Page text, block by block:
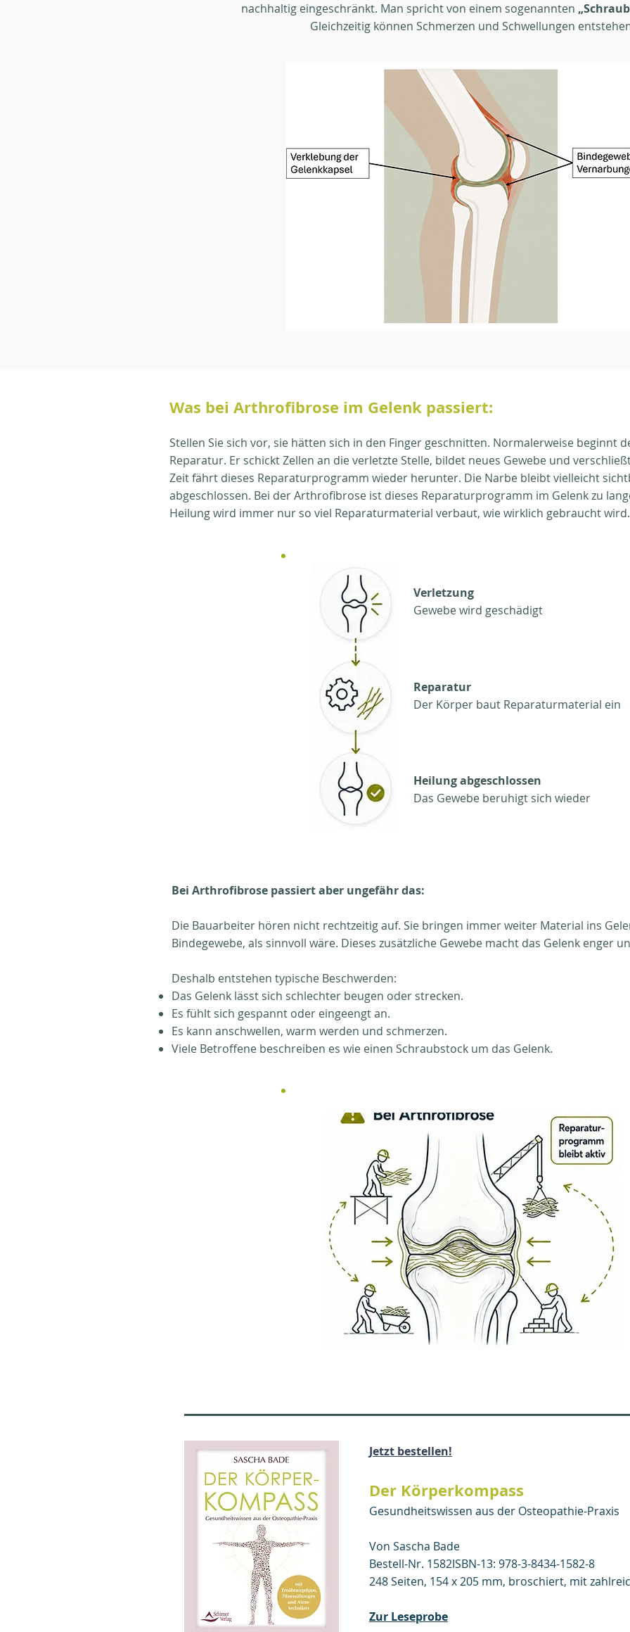
nachhaltig eingeschränkt. Man spricht von einem sogenannten
Gleichzeitig können Schmerzen und Schwellungen
Arthrofibrose ist eine
Was bei Arthrofibrose im Gelenk passiert:
Stellen Sie sich vor, sie hätten sich in den Finger geschnitten. Normalerweise beginnt
Reparatur. Er schickt Zellen an die verletzte Stelle, bildet neues Gewebe und
Zeit fährt dieses Reparaturprogramm wieder herunter. Die Narbe bleibt vielleicht
abgeschlossen. Bei der Arthrofibrose ist dieses Reparaturprogramm im Gelenk zu
Heilung wird immer nur so viel Reparaturmaterial verbaut, wie wirklich gebraucht wird.
Verletzung
Gewebe wird geschädigt
Reparatur
Der Körper baut Reparaturmaterial ein
Heilung abgeschlossen
Das Gewebe beruhigt sich wieder
Bei Arthrofibrose passiert aber ungefähr das:
Die Bauarbeiter hören nicht rechtzeitig auf. Sie bringen immer weiter Material ins
Bindegewebe, als sinnvoll wäre. Dieses zusätzliche Gewebe macht das Gelenk enger
Deshalb entstehen typische Beschwerden:
Das Gelenk lässt sich schlechter beugen oder strecken.
Es fühlt sich gespannt oder eingeengt an.
Es kann anschwellen, warm werden und schmerzen.
Viele Betroffene beschreiben es wie einen Schraubstock um das Gelenk.
Jetzt bestellen!
Der Körperkompass
Gesundheitswissen aus der Osteopathie-Praxis
Von Sascha Bade
Bestell-Nr. 1582ISBN-13: 978-3-8434-1582-8
248 Seiten, 154 x 205 mm, broschiert, mit
Zur Leseprobe